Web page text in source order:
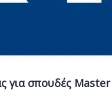
για σπουδές